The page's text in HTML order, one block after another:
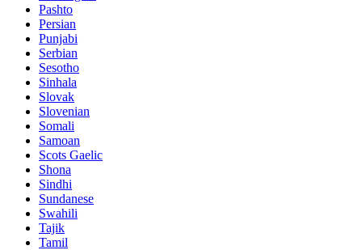
Pashto
Persian
Punjabi
Serbian
Sesotho
Sinhala
Slovak
Slovenian
Somali
Samoan
Scots Gaelic
Shona
Sindhi
Sundanese
Swahili
Tajik
Tamil